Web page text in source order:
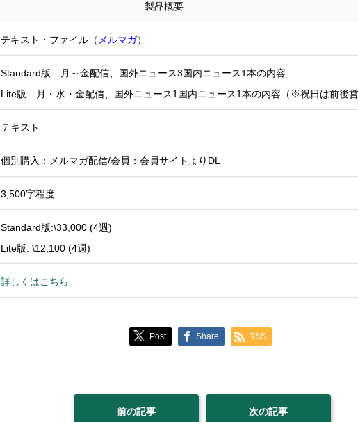
製品概要
テキスト・ファイル（ メルマガ）
Standard版 月～金配信、国外ニュース3国内ニュース1本の内容
Lite版 月・水・金配信、国外ニュース1国内ニュース1本の内容（※祝日は前後営
テキスト
個別購入：メルマガ配信/会員：会員サイトよりDL
3,500字程度
Standard版:\33,000 (4週)
Lite版: \12,100 (4週)
詳しくはこちら
Post Share RSS
前の記事 次の記事